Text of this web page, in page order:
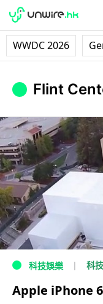
WWDC 2026
Flint
科技娛樂 科
Apple iPhone 6